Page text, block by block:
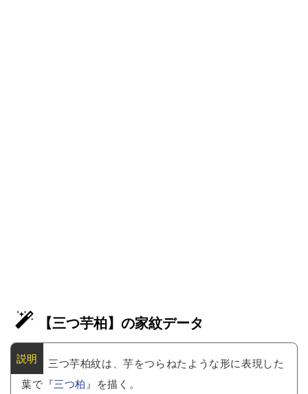
【三つ芋柏】の家紋データ
三つ芋柏紋は、芋をつらねたような形に表現した
葉で『三つ柏』を描く。